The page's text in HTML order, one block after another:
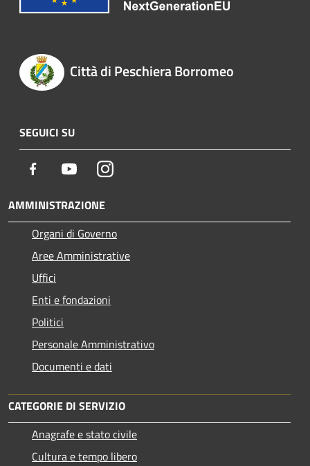
Città di Peschiera Borromeo
SEGUICI SU
Facebook YoutubeInstagram
AMMINISTRAZIONE
Organi di Governo
Aree Amministrative
Uffici
Enti e fondazioni
Politici
Personale Amministrativo
Documenti e dati
CATEGORIE DI SERVIZIO
Anagrafe e stato civile
Cultura e tempo libero